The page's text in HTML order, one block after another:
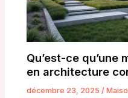
Qu’est-ce qu’une
en architecture
décembre 23, 2025 /